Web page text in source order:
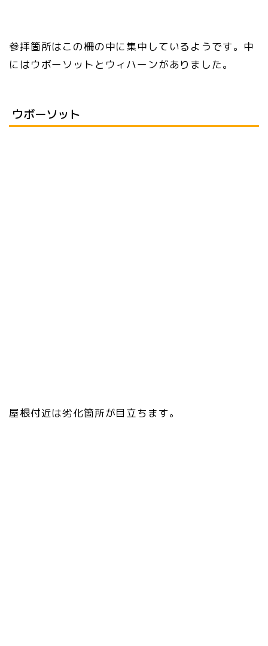
参拝箇所はこの柵の中に集中しているようです。中
にはウボーソットとウィハーンがありました。
ウボーソット
屋根付近は劣化箇所が目立ちます。